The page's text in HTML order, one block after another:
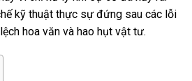
kỹ thuật thực sự đứng sau các lỗi
hoa văn và hao hụt vật tư.